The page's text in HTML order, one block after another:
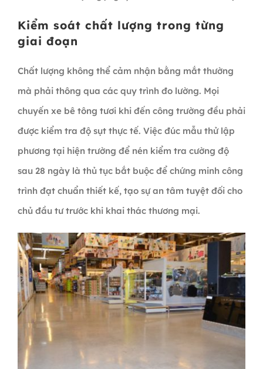
Kiểm soát chất lượng trong từng
giai đoạn
Chất lượng không thể cảm nhận bằng mắt thường
mà phải thông qua các quy trình đo lường. Mọi
chuyến xe bê tông tươi khi đến công trường đều phải
được kiểm tra độ sụt thực tế. Việc đúc mẫu thử lập
phương tại hiện trường để nén kiểm tra cường độ
sau 28 ngày là thủ tục bắt buộc để chứng minh công
trình đạt chuẩn thiết kế, tạo sự an tâm tuyệt đối cho
chủ đầu tư trước khi khai thác thương mại.